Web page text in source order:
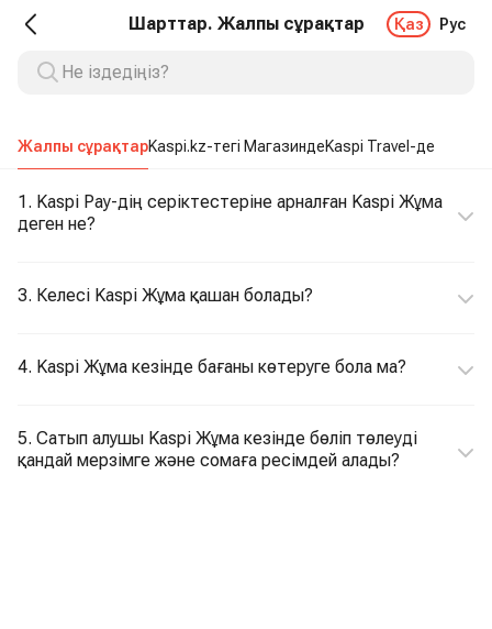
Шарттар. Жалпы сұрақтар Қаз Рус
Жалпы сұрақтарKaspi.kz-тегі МагазиндеKaspi Travel-де
1. Kaspi Pay-дің серіктестеріне арналған Kaspi Жұма
деген не?
3. Келесі Kaspi Жұма қашан болады?
4. Kaspi Жұма кезінде бағаны көтеруге бола ма?
5. Сатып алушы Kaspi Жұма кезінде бөліп төлеуді
қандай мерзімге және сомаға ресімдей алады?